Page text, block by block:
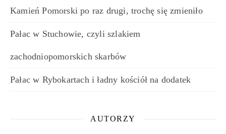
Kamień Pomorski po raz drugi, trochę się zmieniło
Pałac w Stuchowie, czyli szlakiem
zachodniopomorskich skarbów
Pałac w Rybokartach i ładny kościół na dodatek
AUTORZY